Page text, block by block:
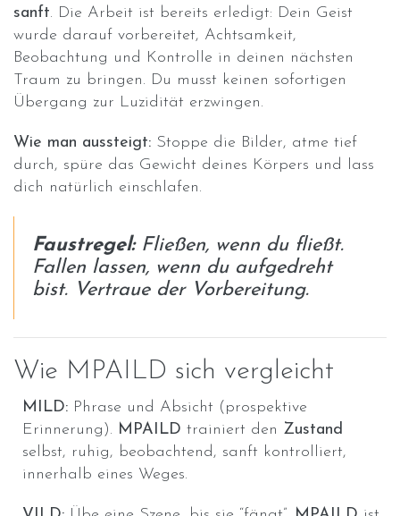
sanft. Die Arbeit ist bereits erledigt: Dein Geist
wurde darauf vorbereitet, Achtsamkeit,
Beobachtung und Kontrolle in deinen nächsten
Traum zu bringen. Du musst keinen sofortigen
Übergang zur Luzidität erzwingen.
Wie man aussteigt: Stoppe die Bilder, atme tief
durch, spüre das Gewicht deines Körpers und lass
dich natürlich einschlafen.
Faustregel:Fließen, wenn du fließt.
Fallen lassen, wenn du aufgedreht
bist. Vertraue der Vorbereitung.
Wie MPAILD sich vergleicht
MILD: Phrase und Absicht (prospektive
Erinnerung). MPAILD trainiert den Zustand
selbst, ruhig, beobachtend, sanft kontrolliert,
innerhalb eines Weges.